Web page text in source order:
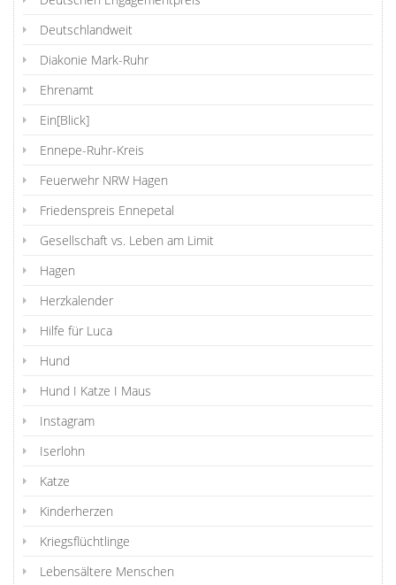
Deutschlandweit
Diakonie Mark-Ruhr
Ehrenamt
Ein[Blick]
Ennepe-Ruhr-Kreis
Feuerwehr NRW Hagen
Friedenspreis Ennepetal
Gesellschaft vs. Leben am Limit
Hagen
Herzkalender
Hilfe für Luca
Hund
Hund I Katze I Maus
Instagram
Iserlohn
Katze
Kinderherzen
Kriegsflüchtlinge
Lebensältere Menschen